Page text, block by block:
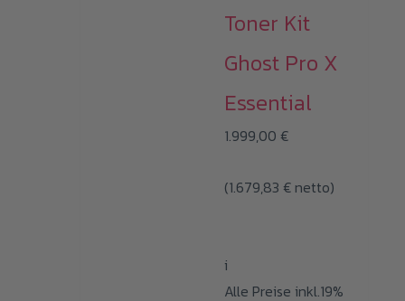
Toner Kit
Ghost Pro X
Essential
1.999,00 €
(1.679,83 € netto)
i
Alle Preise inkl.19%